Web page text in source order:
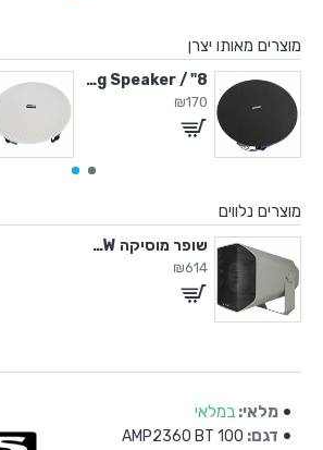
מוצרים מאותו יצרן
8" / 40Watt Ceiling Speaker
₪170
מוצרים נלווים
שופר מוסיקה 60W
₪614
מלאי: במלאי
דגם: 100 AMP2360 BT